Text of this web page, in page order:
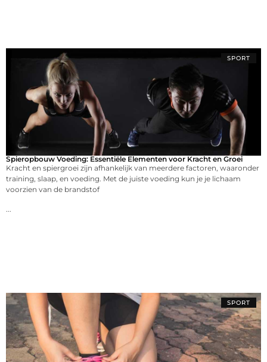
SPORT
Spieropbouw Voeding: Essentiële Elementen voor Kracht en Groei
Kracht en spiergroei zijn afhankelijk van meerdere factoren, waaronder
training, slaap, en voeding. Met de juiste voeding kun je je lichaam
voorzien van de brandstof
SPORT